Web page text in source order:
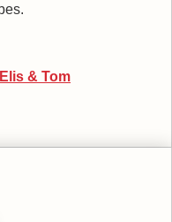
Elis & Tom